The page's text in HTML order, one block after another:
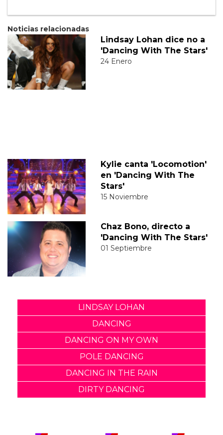
Noticias relacionadas
Lindsay Lohan dice no a
'Dancing With The Stars'
24 Enero
Kylie canta 'Locomotion'
en 'Dancing With The
Stars'
15 Noviembre
Chaz Bono, directo a
'Dancing With The Stars'
01 Septiembre
LINDSAY LOHAN
DANCING
DANCING ON MY OWN
POLE DANCING
DANCING IN THE RAIN
DIRTY DANCING